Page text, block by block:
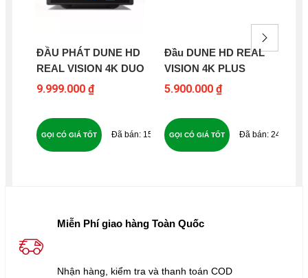
ĐẦU PHÁT DUNE HD
REAL VISION 4K DUO
9.999.000 ₫
152
GỌI CÓ GIÁ TỐT
Đầu DUNE HD REAL
VISION 4K PLUS
5.900.000 ₫
247
GỌI CÓ GIÁ TỐT
Miễn Phí giao hàng Toàn Quốc
Nhận hàng, kiểm tra và thanh toán COD